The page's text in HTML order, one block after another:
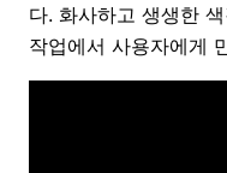
다. 화사하고 생생한
작업에서 사용자에게